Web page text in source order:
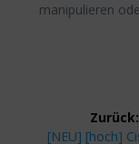
manipulieren
Zurück:
Vorheriger
[NEU] [hoch]